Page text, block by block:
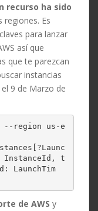
recurso ha sido
regiones. Es
para lanzar
así que
que te parezcan
instancias
9 de Marzo de
--region us-e
InstanceId, t
LaunchTim
de AWS y